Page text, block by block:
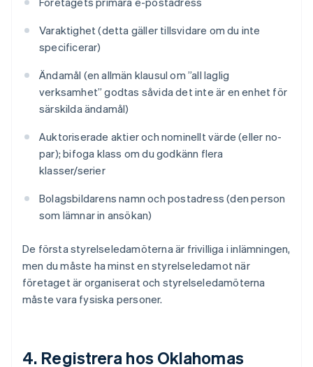
Varaktighet (detta gäller tillsvidare om du inte
specificerar)
Ändamål (en allmän klausul om ”all laglig
verksamhet” godtas såvida det inte är en enhet för
särskilda ändamål)
Auktoriserade aktier och nominellt värde (eller no-
par); bifoga klass om du godkänn flera
klasser/serier
Bolagsbildarens namn och postadress (den person
som lämnar in ansökan)
De första styrelseledamöterna är frivilliga i inlämningen,
men du måste ha minst en styrelseledamot när
företaget är organiserat och styrelseledamöterna
måste vara fysiska personer.
4. Registrera hos Oklahomas